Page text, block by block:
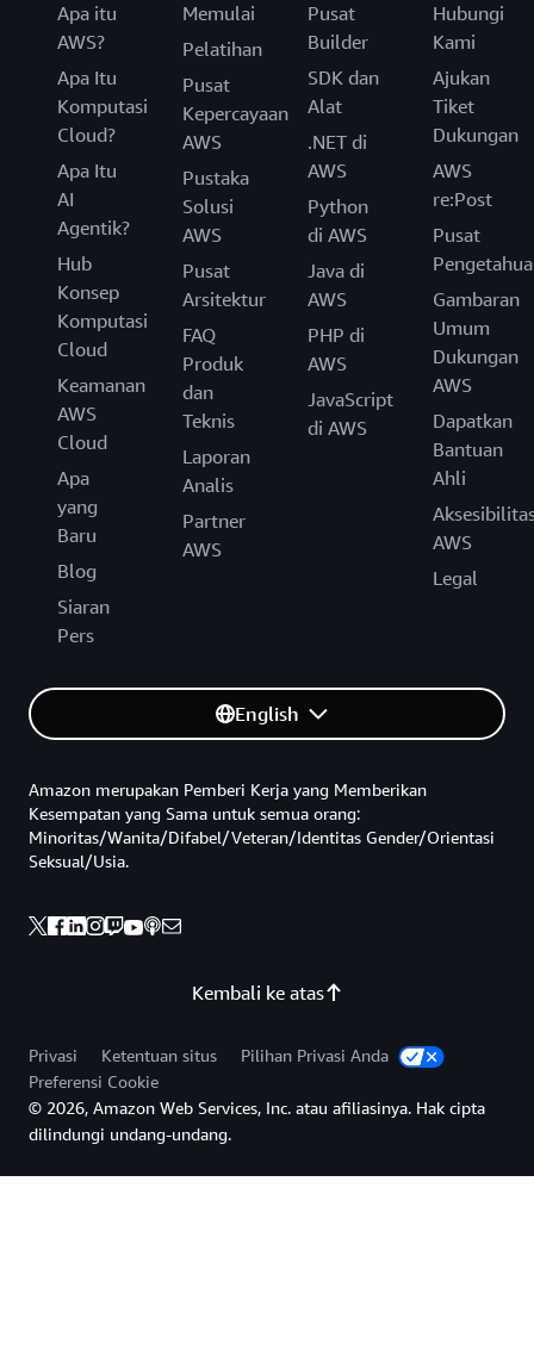
Apa itu
AWS?
Apa Itu
Komputasi
Cloud?
Apa Itu
AI
Agentik?
Hub
Konsep
Komputasi
Cloud
Keamanan
AWS
Cloud
Apa
yang
Baru
Blog
Siaran
Pers
Memulai
Pelatihan
Pusat
Kepercayaan
AWS
Pustaka
Solusi
AWS
Pusat
Arsitektur
FAQ
Produk
dan
Teknis
Laporan
Analis
Partner
AWS
Pusat
Builder
SDK dan
Alat
.NET di
AWS
Python
di AWS
Java di
AWS
PHP di
AWS
JavaScript
di AWS
Hubungi
Kami
Ajukan
Tiket
Dukungan
AWS
re:Post
Pusat
Gambaran
Umum
Dukungan
AWS
Dapatkan
Bantuan
Ahli
AWS
Legal
English
Kembali ke atas
Amazon merupakan Pemberi Kerja yang Memberikan
Kesempatan yang Sama untuk semua orang:
Minoritas/Wanita/Difabel/Veteran/Identitas Gender/Orientasi
Seksual/Usia.
Privasi Ketentuan situs
Pilihan Privasi Anda
Preferensi Cookie
© 2026, Amazon Web Services, Inc. atau afiliasinya. Hak cipta
dilindungi undang-undang.